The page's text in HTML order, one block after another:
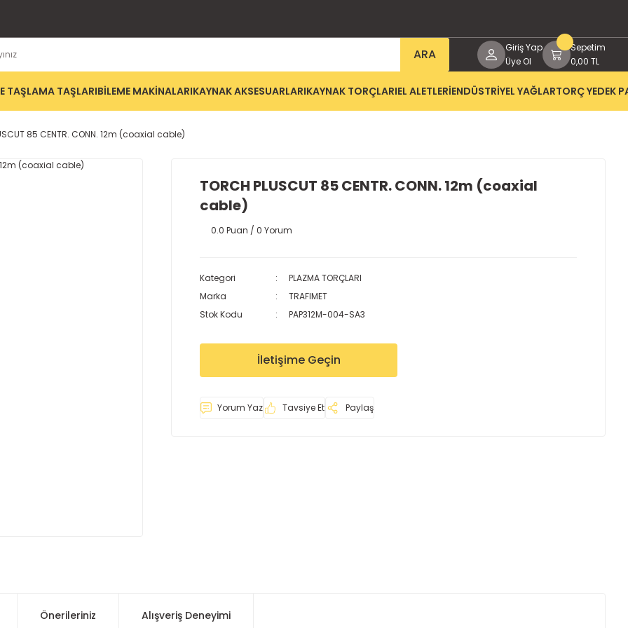
ARA
Giriş Yap
Üye Ol
Sepetim
0,00 TL
TAŞLAMA TAŞLARIBİLEME MAKİNALARIKAYNAK AKSESUARLARIKAYNAK TORÇLARIEL ALETLERİENDÜSTRİYEL YAĞLARTORÇ YEDEK
85 CENTR. CONN. 12m (coaxial cable)
TORCH PLUSCUT 85 CENTR. CONN. 12m (coaxial
cable)
0.0 Puan / 0 Yorum
Kategori
PLAZMA TORÇLARI
Marka
TRAFIMET
Stok Kodu
PAP312M-004-SA3
İletişime Geçin
Yorum Yaz Tavsiye Et Paylaş
Önerileriniz Alışveriş Deneyimi